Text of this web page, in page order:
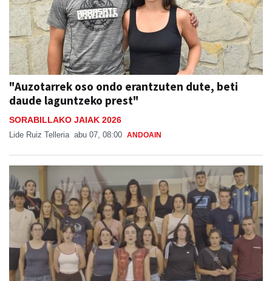
"Auzotarrek oso ondo erantzuten dute, beti
daude laguntzeko prest"
SORABILLAKO JAIAK 2026
Lide Ruiz Telleria abu 07, 08:00 ANDOAIN